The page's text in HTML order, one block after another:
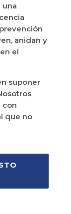
una
anidan y
el
suponer
con
que no